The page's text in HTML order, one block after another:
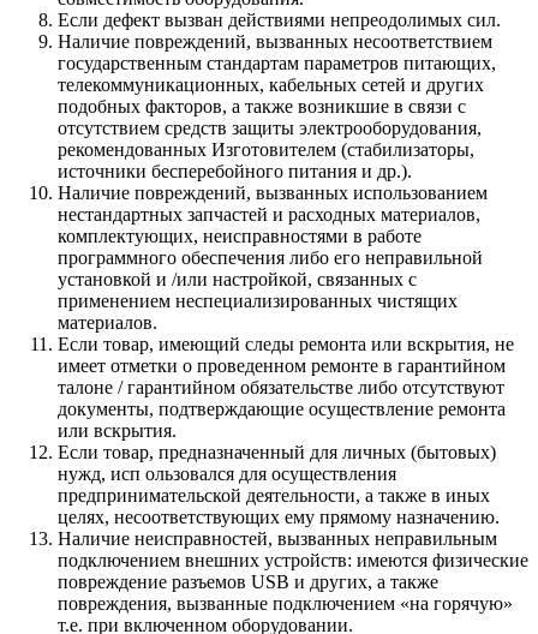
Если дефект вызван действиями непреодолимых сил.
Наличие повреждений, вызванных несоответствием
государственным стандартам параметров питающих,
телекоммуникационных, кабельных сетей и других
подобных факторов, а также возникшие в связи с
отсутствием средств защиты электрооборудования,
рекомендованных Изготовителем (стабилизаторы,
источники бесперебойного питания и др.).
Наличие повреждений, вызванных использованием
нестандартных запчастей и расходных материалов,
комплектующих, неисправностями в работе
программного обеспечения либо его неправильной
установкой и /или настройкой, связанных с
применением неспециализированных чистящих
материалов.
Если товар, имеющий следы ремонта или вскрытия, не
имеет отметки о проведенном ремонте в гарантийном
талоне / гарантийном обязательстве либо отсутствуют
документы, подтверждающие осуществление ремонта
или вскрытия.
Если товар, предназначенный для личных (бытовых)
нужд, исп ользовался для осуществления
предпринимательской деятельности, а также в иных
целях, несоответствующих ему прямому назначению.
Наличие неисправностей, вызванных неправильным
подключением внешних устройств: имеются физические
повреждение разъемов USB и других, а также
повреждения, вызванные подключением «на горячую»
т.е. при включенном оборудовании.